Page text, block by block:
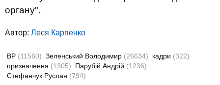
органу".
Автор: Леся Карпенко
ВР (11560) Зеленський Володимир (26634) кадри (322)
призначення (1305) Парубій Андрій (1236)
Стефанчук Руслан (794)